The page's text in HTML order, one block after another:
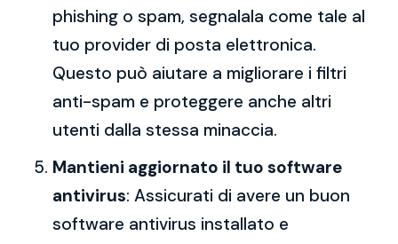
phishing o spam, segnalala come tale al
tuo provider di posta elettronica.
Questo può aiutare a migliorare i filtri
anti-spam e proteggere anche altri
utenti dalla stessa minaccia.
Mantieni aggiornato il tuo software
antivirus: Assicurati di avere un buon
software antivirus installato e